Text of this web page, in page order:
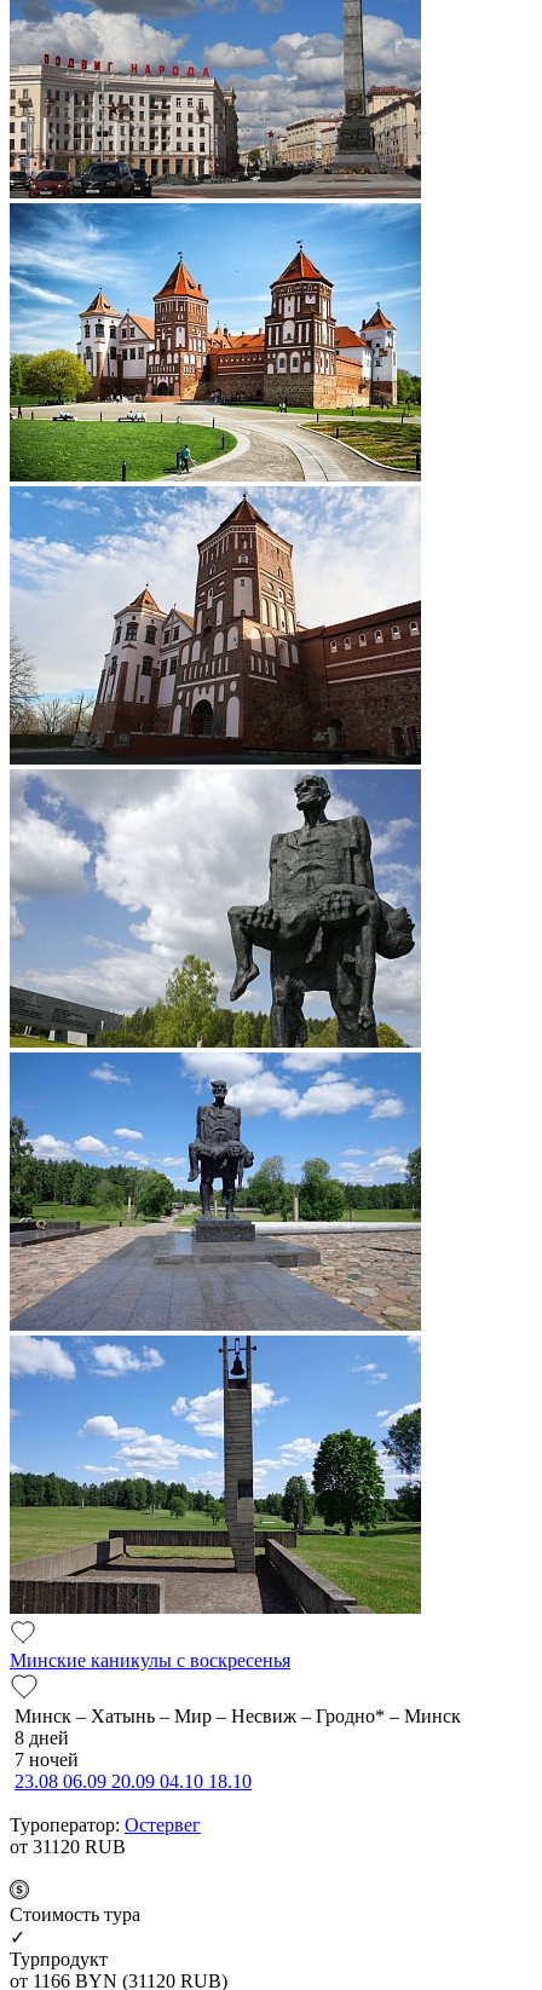
Минские каникулы с воскресенья
Минск – Хатынь – Мир – Несвиж – Гродно* – Минск
8 дней
7 ночей
23.08 06.09 20.09 04.10 18.10
Туроператор: Остервег
от 31120 RUB
Cтоимость тура
✓
Турпродукт
от 1166 BYN (31120 RUB)